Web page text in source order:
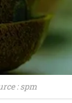
: spm